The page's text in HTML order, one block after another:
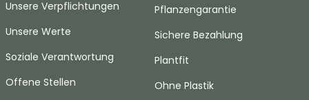
Unsere Verpflichtungen
Unsere Werte
Soziale Verantwortung
Offene Stellen
Pflanzengarantie
Sichere Bezahlung
Plantfit
Ohne Plastik